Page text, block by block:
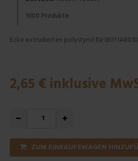
1000 Produkte
Ecke extrudierten polystyrol für I801 IA801D
2,65 € inklusive
ZUM EINKAUFSWAGEN